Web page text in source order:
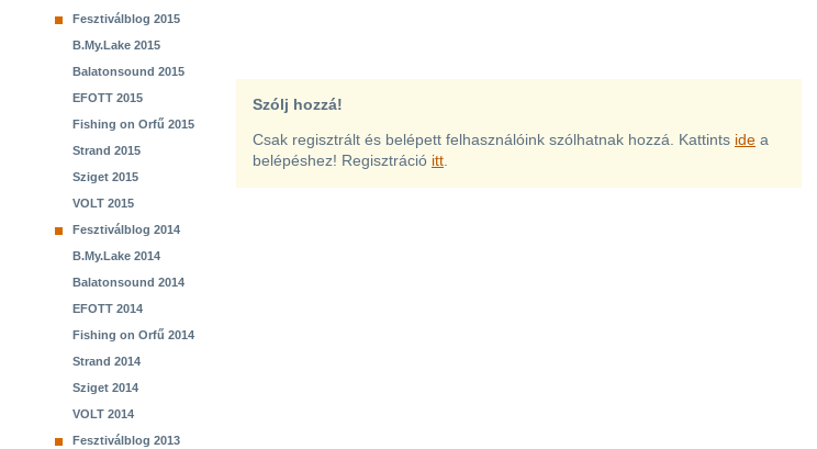
Fesztiválblog 2015
B.My.Lake 2015
Balatonsound 2015
EFOTT 2015
Fishing on Orfű 2015
Strand 2015
Sziget 2015
VOLT 2015
Fesztiválblog 2014
B.My.Lake 2014
Balatonsound 2014
EFOTT 2014
Fishing on Orfű 2014
Strand 2014
Sziget 2014
VOLT 2014
Fesztiválblog 2013
Szólj hozzá!
Csak regisztrált és belépett felhasználóink szólhatnak hozzá. Kattints ide a
belépéshez! Regisztráció itt